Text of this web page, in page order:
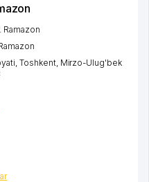
Ramazon
,Toshkent, Mirzo-Ulug'bek